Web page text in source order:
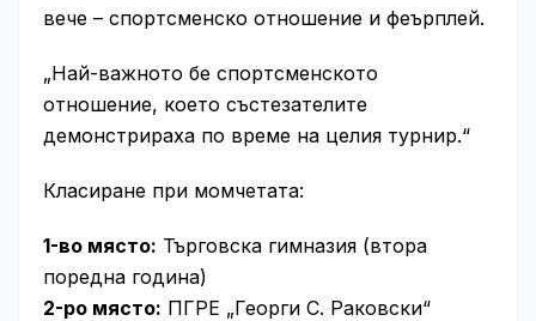
вече – спортсменско отношение и феърплей.
„Най-важното бе спортсменското
отношение, което състезателите
демонстрираха по време на целия турнир.“
Класиране при момчетата:
1-во място: Търговска гимназия (втора
поредна година)
2-ро място: ПГРЕ „Георги С. Раковски“